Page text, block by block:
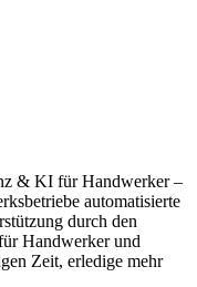
& KI für Handwerker –
automatisierte
durch den
Handwerker und
Zeit, erledige mehr